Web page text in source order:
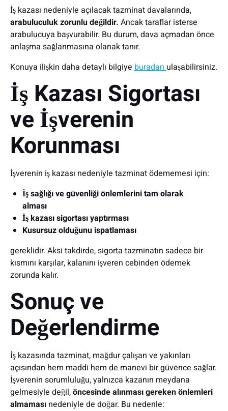
İş kazası nedeniyle açılacak tazminat davalarında,
arabuluculuk zorunlu değildir. Ancak taraflar isterse
arabulucuya başvurabilir. Bu durum, dava açmadan önce
anlaşma sağlanmasına olanak tanır.
Konuya ilişkin daha detaylı bilgiye buradanulaşabilirsiniz.
İş Kazası Sigortası
ve İşverenin
Korunması
İşverenin iş kazası nedeniyle tazminat ödememesi için:
İş sağlığı ve güvenliği önlemlerini tam olarak
alması
İş kazası sigortası yaptırması
Kusursuz olduğunu ispatlaması
gereklidir. Aksi takdirde, sigorta tazminatın sadece bir
kısmını karşılar, kalanını işveren cebinden ödemek
zorunda kalır.
Sonuç ve
Değerlendirme
İş kazasında tazminat, mağdur çalışan ve yakınları
açısından hem maddi hem de manevi bir güvence sağlar.
İşverenin sorumluluğu, yalnızca kazanın meydana
gelmesiyle değil,öncesinde alınması gereken önlemleri
almaması nedeniyle de doğar. Bu nedenle: